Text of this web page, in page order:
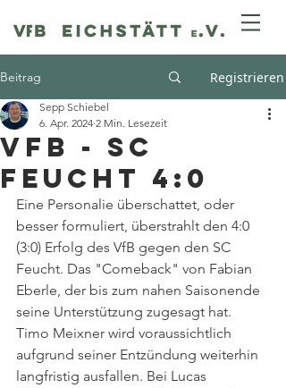
Beitrag Registrieren
VfB - SC
Feucht 4:0
Sepp Schiebel
6. Apr. 2024 2 Min. Lesezeit
Eine Personalie überschattet, oder
besser formuliert, überstrahlt den 4:0
(3:0) Erfolg des VfB gegen den SC
Feucht. Das "Comeback" von Fabian
Eberle, der bis zum nahen Saisonende
seine Unterstützung zugesagt hat.
Timo Meixner wird voraussichtlich
aufgrund seiner Entzündung weiterhin
langfristig ausfallen. Bei Lucas